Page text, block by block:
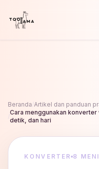
Beranda Artikel dan panduan
Cara menggunakan
detik, dan hari
KONVERTER 8